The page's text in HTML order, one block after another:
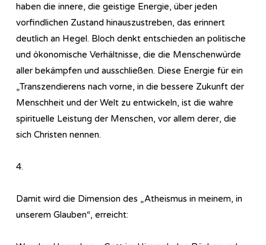
haben die innere, die geistige Energie, über jeden
vorfindlichen Zustand hinauszustreben, das erinnert
deutlich an Hegel. Bloch denkt entschieden an politische
und ökonomische Verhältnisse, die die Menschenwürde
aller bekämpfen und ausschließen. Diese Energie für ein
„Transzendierens nach vorne, in die bessere Zukunft der
Menschheit und der Welt zu entwickeln, ist die wahre
spirituelle Leistung der Menschen, vor allem derer, die
sich Christen nennen.
4.
Damit wird die Dimension des „Atheismus in meinem, in
unserem Glauben“, erreicht: